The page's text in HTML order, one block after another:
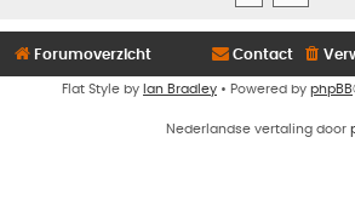
Forumoverzicht Contact
Flat Style by Ian Bradley • Powered by phpBB
Nederlandse vertaling door